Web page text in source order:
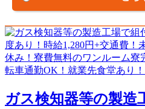
ガス検知器等の製造